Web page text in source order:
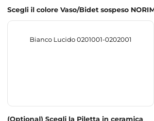
Scegli il colore Vaso/Bidet sospeso
Bianco Lucido 0201001-0202001
(Optional) Scegli la Piletta in ceramica